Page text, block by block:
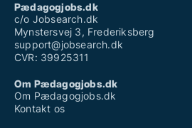
Pædagogjobs.dk
c/o Jobsearch.dk
Mynstersvej 3, Frederiksberg
support@jobsearch.dk
CVR: 39925311
Om Pædagogjobs.dk
Om Pædagogjobs.dk
Kontakt os